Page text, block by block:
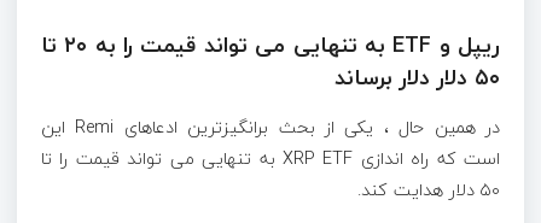
ریپل و ETF به تنهایی می تواند قیمت را به ۲۰ تا
۵۰ دلار دلار برساند
در همین حال ، یکی از بحث برانگیزترین ادعاهای Remi این
است که راه اندازی XRP ETF به تنهایی می تواند قیمت را تا
۵۰ دلار هدایت کند.